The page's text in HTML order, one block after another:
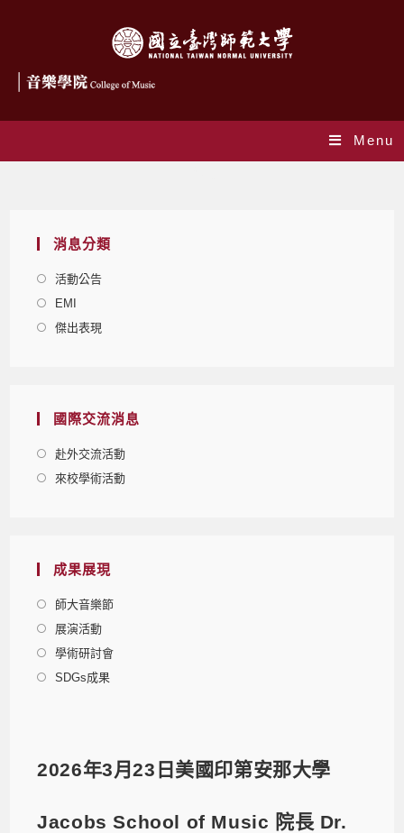
Menu
消息分類
活動公告
EMI
傑出表現
國際交流消息
赴外交流活動
來校學術活動
成果展現
師大音樂節
展演活動
學術研討會
SDGs成果
2026年3月23日美國印第安那大學
Jacobs School of Music 院長 Dr.